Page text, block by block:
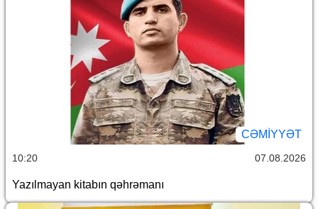
CƏMİYYƏT
10:20 07.08.2026
Yazılmayan kitabın qəhrəmanı